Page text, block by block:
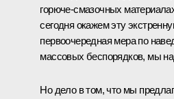
горюче-смазочных
сегодня окажем эту
первоочередная мера по
массовых беспорядков, мы
Но дело в том, что мы